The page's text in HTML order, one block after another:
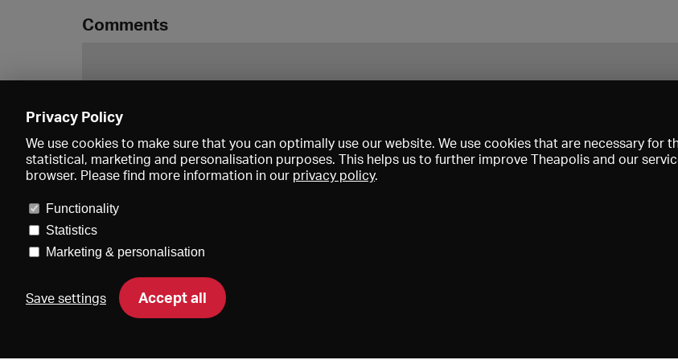
Comments
Privacy Policy
We use cookies to make sure that you can optimally use our website. We use cookies that are necessary
statistical, marketing and personalisation purposes. This helps us to further improve Theapolis and our
browser. Please find more information in our privacy policy.
Functionality
Statistics
Marketing & personalisation
Save settings Accept all